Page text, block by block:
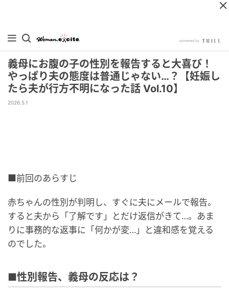
義母にお腹の子の性別を報告すると大喜び！
やっぱり夫の態度は普通じゃない…？【妊娠し
たら夫が行方不明になった話 Vol.10】
2026.5.1
■前回のあらすじ
赤ちゃんの性別が判明し、すぐに夫にメールで報告。
すると夫から「了解です」とだけ返信がきて…。あま
りに事務的な返事に「何かが変…」と違和感を覚える
のでした。
■性別報告、義母の反応は？